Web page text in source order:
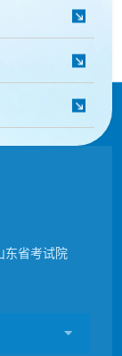
东省考试院